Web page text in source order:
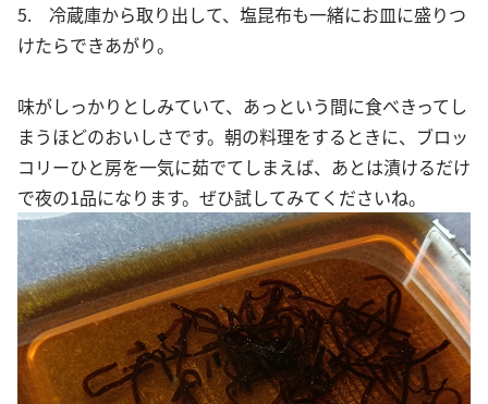
5. 冷蔵庫から取り出して、塩昆布も一緒にお皿に盛りつ
けたらできあがり。
味がしっかりとしみていて、あっという間に食べきってし
まうほどのおいしさです。朝の料理をするときに、ブロッ
コリーひと房を一気に茹でてしまえば、あとは漬けるだけ
で夜の1品になります。ぜひ試してみてくださいね。